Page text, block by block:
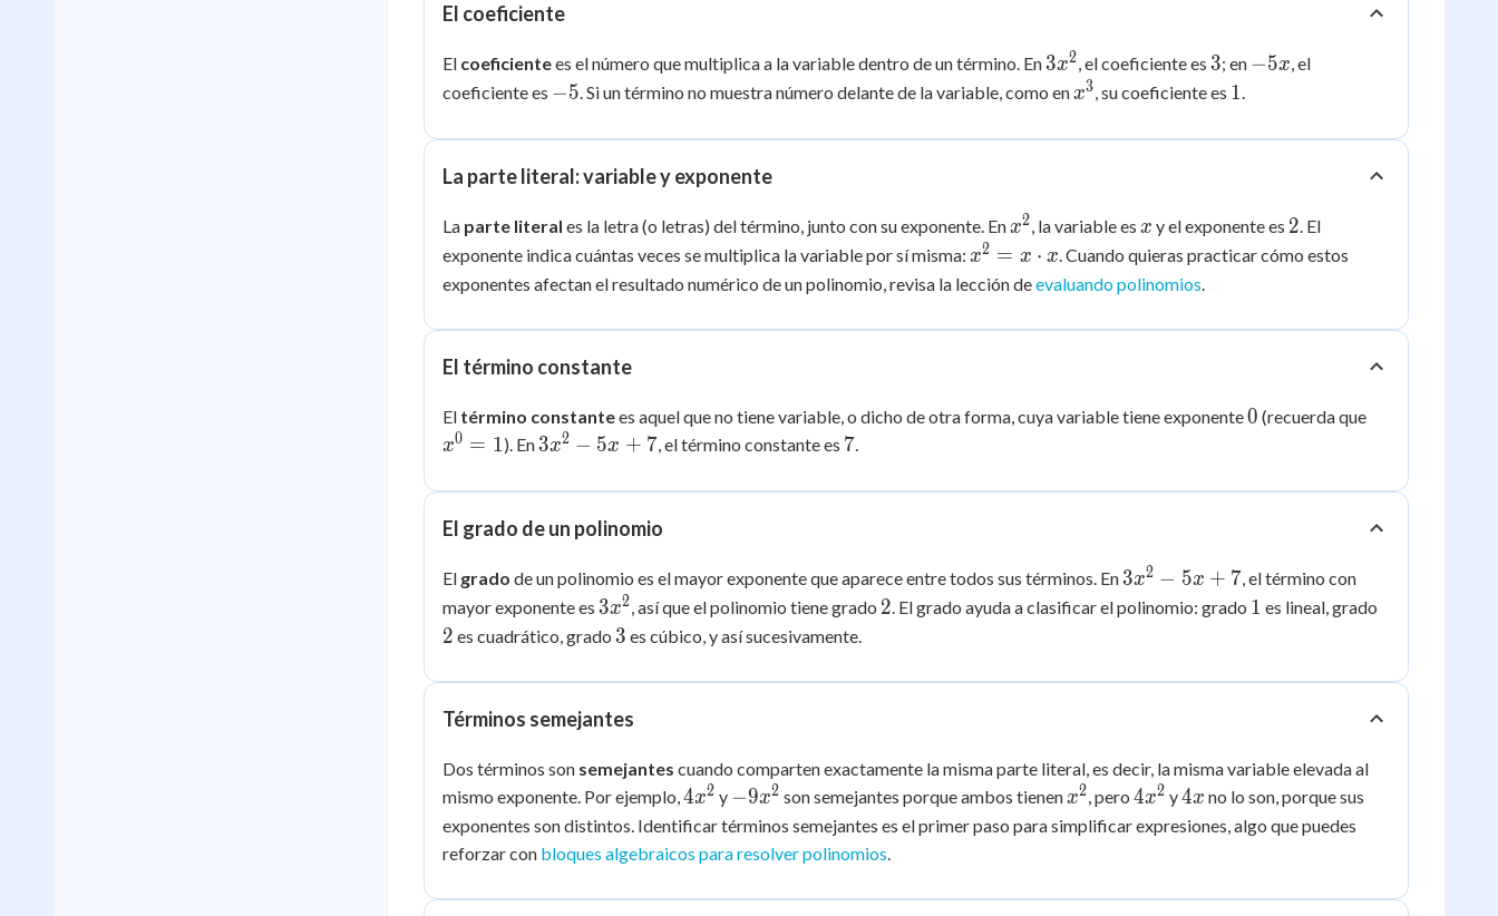
El coeficiente
El coeficientees el número que multiplica a la variable dentro de un término. En 3x^2
3x2, el coeficiente es 3
3; en -5x
−5x, el
coeficiente es -5
−5. Si un término no muestra número delante de la variable, como en x^3
x3, su coeficiente es 1
1.
La parte literal: variable y exponente
La parte literal es la letra (o letras) del término, junto con su exponente. En x^2
x2, la variable es x
x y el exponente es 2
2. El
exponente indica cuántas veces se multiplica la variable por sí misma: x^2
= x
x
x2 = x ⋅ x. Cuando quieras practicar cómo estos
exponentes afectan el resultado numérico de un polinomio, revisa la lección deevaluando polinomios.
El término constante
El término constantees aquel que no tiene variable, o dicho de otra forma, cuya variable tiene exponente0
0 (recuerda que
x0 = 1). En 3x^2
+ 7
3x2 − 5x + 7, el término constante es 7
7.
El grado de un polinomio
El grado de un polinomio es el mayor exponente que aparece entre todos sus términos. En 3x^2
- 5x
3x2 − 5x + 7, el término con
mayor exponente es 3x^2
3x2, así que el polinomio tiene grado 2
2. El grado ayuda a clasificar el polinomio: grado 1
1 es lineal, grado
2 es cuadrático, grado 3
3 es cúbico, y así sucesivamente.
Términos semejantes
Dos términos son semejantes cuando comparten exactamente la misma parte literal, es decir, la misma variable elevada al
mismo exponente. Por ejemplo,4x^2
4x2 y -9x^2
−9x2 son semejantes porque ambos tienen x^2
x2, pero 4x^2
4x2 y4x
4x no lo son, porque sus
exponentes son distintos. Identificar términos semejantes es el primer paso para simplificar expresiones, algo que puedes
reforzar con bloques algebraicos para resolver polinomios.